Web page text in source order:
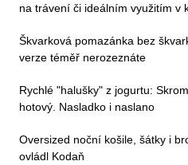
na trávení či ideálním využitím v
Škvarková pomazánka bez
verze téměř nerozeznáte
Rychlé "halušky" z jogurtu:
hotový. Nasladko i naslano
Oversized noční košile, šátky i
ovládl Kodaň